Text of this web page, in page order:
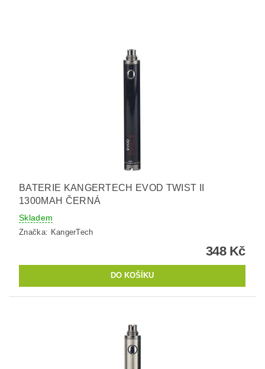
BATERIE KANGERTECH EVOD TWIST II
1300MAH ČERNÁ
Skladem
Značka: KangerTech
348 Kč